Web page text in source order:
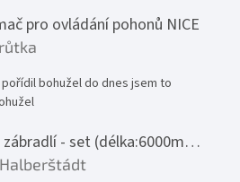
pro ovládání pohonů NICE
je 1 z 5 hvězdiček.
bohužel do dnes jsem to
Nerezové zábradlí - set (délka:6000mm x výška:1000mm)
je 5 z 5 hvězdiček.